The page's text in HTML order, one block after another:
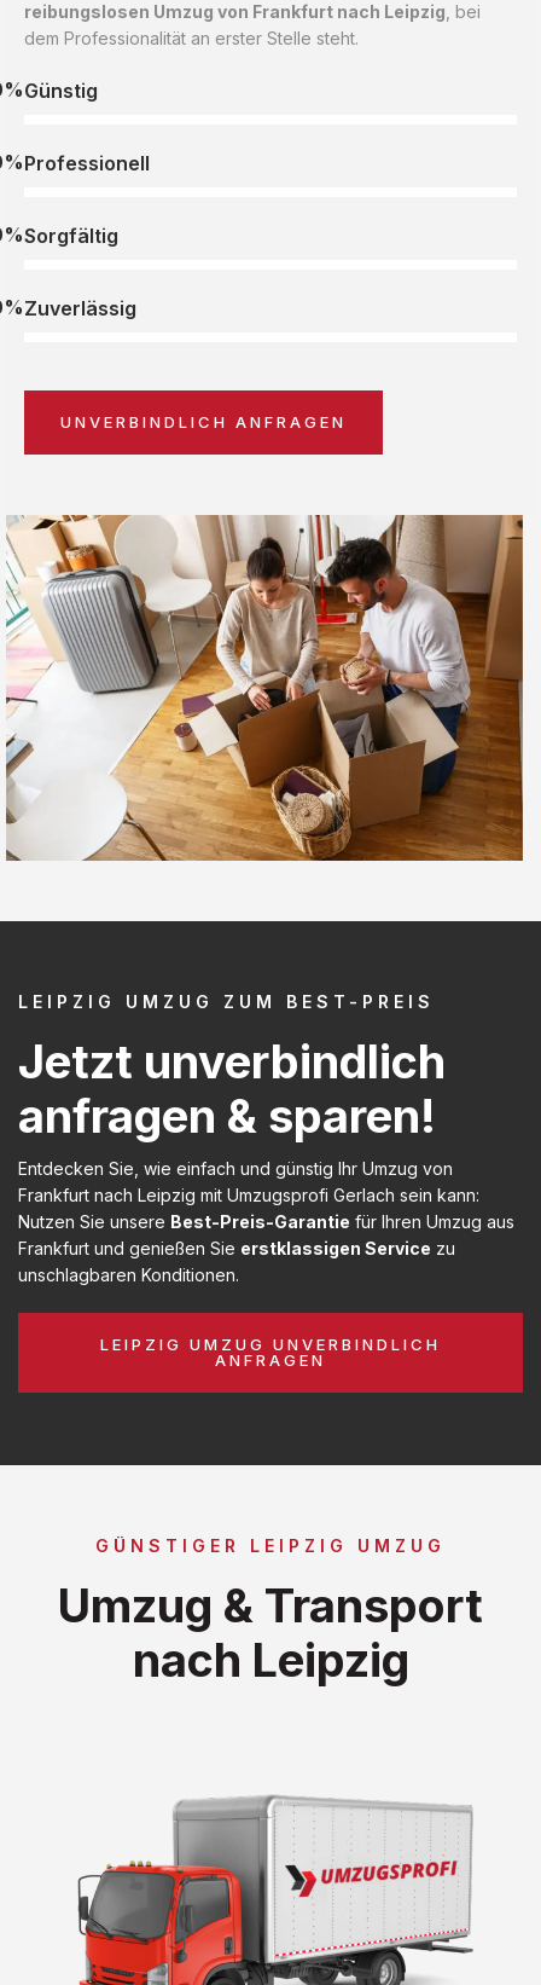
reibungslosen Umzug von Frankfurt nach Leipzig , bei
dem Professionalität an erster Stelle steht.
Günstig
Professionell
Sorgfältig
Zuverlässig
UNVERBINDLICH ANFRAGEN
LEIPZIG UMZUG ZUM BEST-PREIS
Jetzt unverbindlich
anfragen & sparen!
Entdecken Sie, wie einfach und günstig Ihr Umzug von
Frankfurt nach Leipzig mit Umzugsprofi Gerlach sein kann:
Nutzen Sie unsere Best-Preis-Garantie für Ihren Umzug aus
Frankfurt und genießen Sie erstklassigen Service zu
unschlagbaren Konditionen.
LEIPZIG UMZUG UNVERBINDLICH
ANFRAGEN
GÜNSTIGER LEIPZIG UMZUG
Umzug & Transport
nach Leipzig